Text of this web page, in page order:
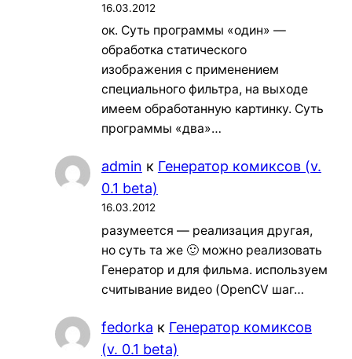
16.03.2012
ок. Суть программы «один» —
обработка статического
изображения с применением
специального фильтра, на выходе
имеем обработанную картинку. Суть
программы «два»…
admin к Генератор комиксов (v.
0.1 beta)
16.03.2012
разумеется — реализация другая,
но суть та же 🙂 можно реализовать
Генератор и для фильма. используем
считывание видео (OpenCV шаг…
fedorka к Генератор комиксов
(v. 0.1 beta)